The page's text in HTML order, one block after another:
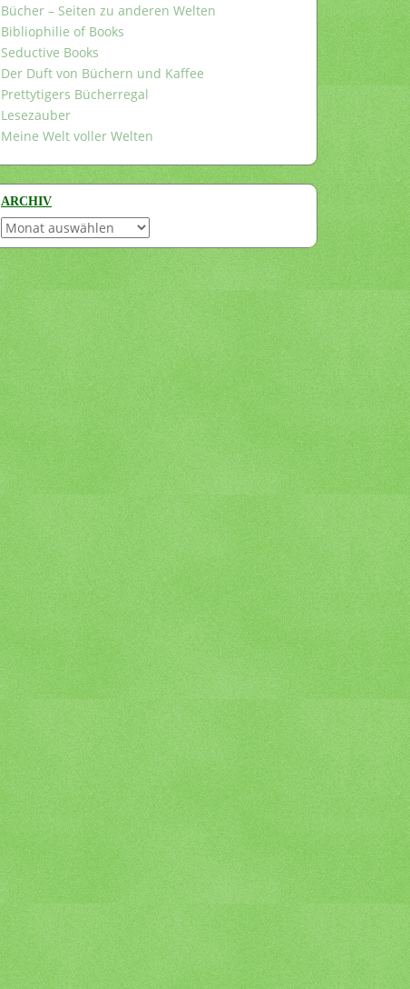
Bücher – Seiten zu anderen Welten
Bibliophilie of Books
Seductive Books
Der Duft von Büchern und Kaffee
Prettytigers Bücherregal
Lesezauber
Meine Welt voller Welten
ARCHIV
Archiv